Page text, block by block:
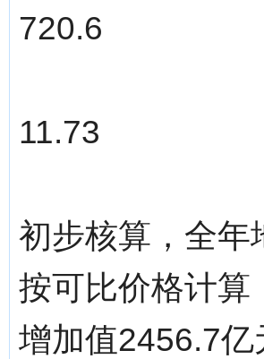
720.6
11.73
初步核算，全年
按可比价格计算
增加值2456.7